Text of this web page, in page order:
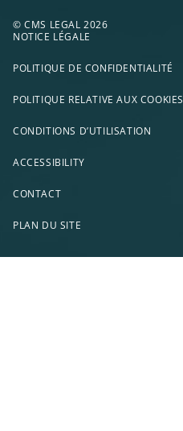
© CMS LEGAL 2026
NOTICE LÉGALE
POLITIQUE DE CONFIDENTIALITÉ
POLITIQUE RELATIVE AUX COOKIES
CONDITIONS D’UTILISATION
ACCESSIBILITY
CONTACT
PLAN DU SITE